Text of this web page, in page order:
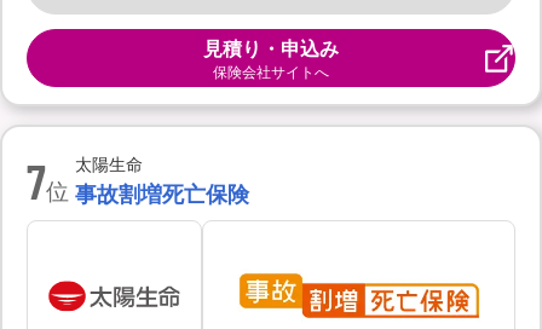
見積り・申込み
保険会社サイトへ
7位
太陽生命
事故割増死亡保険